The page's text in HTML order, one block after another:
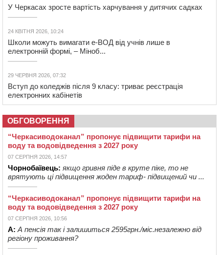
У Черкасах зросте вартість харчування у дитячих садках
24 КВІТНЯ 2026, 10:24
Школи можуть вимагати е-ВОД від учнів лише в
електронній формі, – Міноб...
29 ЧЕРВНЯ 2026, 07:32
Вступ до коледжів після 9 класу: триває реєстрація
електронних кабінетів
ОБГОВОРЕННЯ
“Черкасиводоканал” пропонує підвищити тарифи на
воду та водовідведення з 2027 року
07 СЕРПНЯ 2026, 14:57
Чорнобаївець: якщо гривня піде в круте піке, то не
врятують ці підвищення жоден тариф- підвищений чи ...
“Черкасиводоканал” пропонує підвищити тарифи на
воду та водовідведення з 2027 року
07 СЕРПНЯ 2026, 10:56
А: А пенсія так і залишиться 2595грн./міс.незалежно від
регіону проживання?